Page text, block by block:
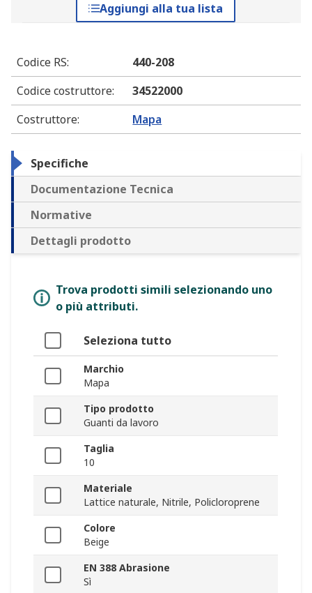
Aggiungi alla tua lista
Codice RS:
440-208
Codice costruttore:
34522000
Costruttore: Mapa
Specifiche
Documentazione Tecnica
Normative
Dettagli prodotto
Trova prodotti simili selezionando uno
o più attributi.
Seleziona tutto
Marchio
Mapa
Tipo prodotto
Guanti da lavoro
Taglia
10
Materiale
Lattice naturale, Nitrile, Policloroprene
Colore
Beige
EN 388 Abrasione
Sì